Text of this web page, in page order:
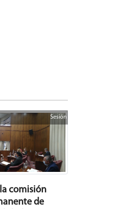
Sesión
comisión
de